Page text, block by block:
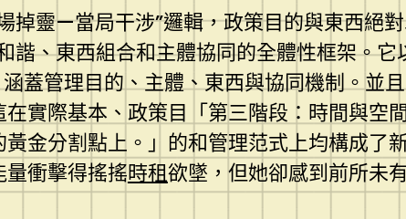
靈—當局干涉”邏輯，政策目的與東西絕
諧、東西組合和主體協同的全體性框架。它
蓋管理目的、主體、東西與協同機制。並
實際基本、政策目「第三階段：時間與空
金分割點上。」的和管理范式上均構成了
衝擊得搖搖時租欲墜，但她卻感到前所未